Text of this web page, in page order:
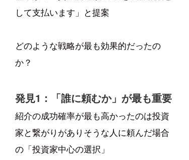
して支払います」と提案
どのような戦略が最も効果的だったの
か？
発見1：「誰に頼むか」が最も重要
紹介の成功確率が最も高かったのは投資
家と繋がりがありそうな人に頼んだ場合
の「投資家中心の選択」